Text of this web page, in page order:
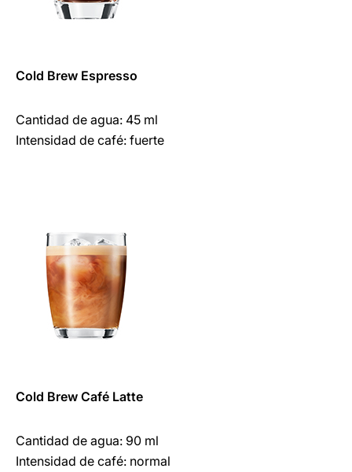
Cold Brew Espresso
Cantidad de agua: 45 ml
Intensidad de café: fuerte
Cold Brew Café Latte
Cantidad de agua: 90 ml
Intensidad de café: normal